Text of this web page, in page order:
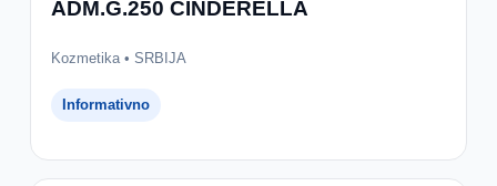
ADM.G.250 CINDERELLA
Kozmetika • SRBIJA
Informativno